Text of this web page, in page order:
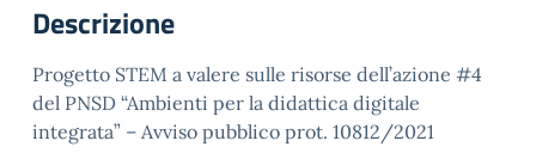
Descrizione
Progetto STEM a valere sulle risorse dell’azione #4
del PNSD “Ambienti per la didattica digitale
integrata” – Avviso pubblico prot. 10812/2021